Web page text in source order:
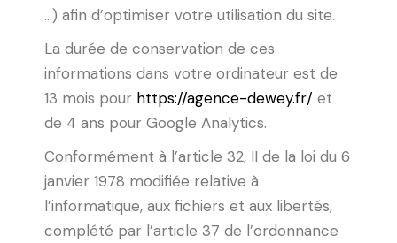
…) afin d’optimiser votre utilisation du site.
La durée de conservation de ces
informations dans votre ordinateur est de
13 mois pour https://agence-dewey.fr/ et
de 4 ans pour Google Analytics.
Conformément à l’article 32, II de la loi du 6
janvier 1978 modifiée relative à
l’informatique, aux fichiers et aux libertés,
complété par l’article 37 de l’ordonnance